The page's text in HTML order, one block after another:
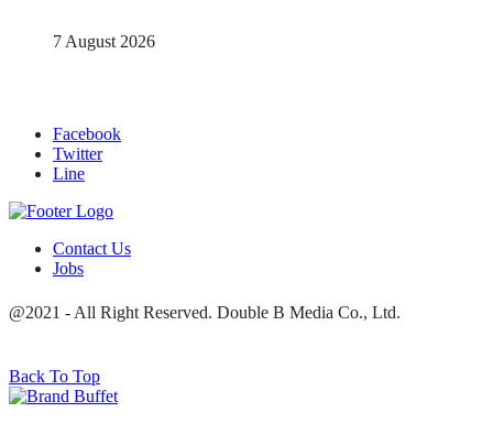
7 August 2026
Facebook
Twitter
Line
Contact Us
Jobs
@2021 - All Right Reserved. Double B Media Co., Ltd.
Back To Top